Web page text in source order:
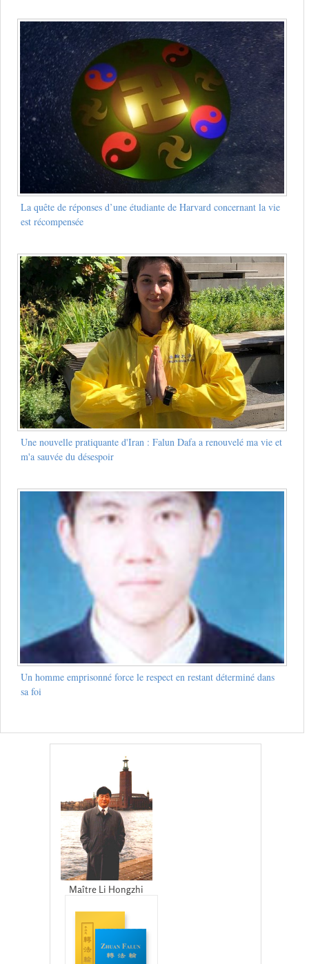
La quête de réponses d’une étudiante de Harvard concernant la vie
est récompensée
Une nouvelle pratiquante d'Iran : Falun Dafa a renouvelé ma vie et
m'a sauvée du désespoir
Un homme emprisonné force le respect en restant déterminé dans
sa foi
Maître Li Hongzhi